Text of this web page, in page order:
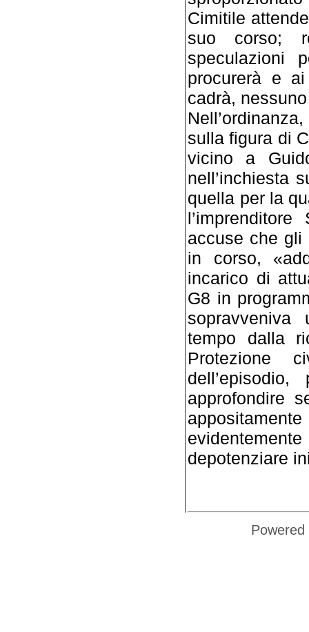
Cimitile
suo corso;
speculazioni
procurerà e
cadrà,
sulla figura di
vicino a
nell’inchiesta
quella per la
accuse che
in corso,
incarico di
G8 in
tempo dalla
Protezione
approfondi­re
depo­tenziare